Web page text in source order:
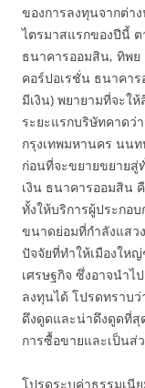
ของการลงทุนจากต่า
ไตรมาสแรกของปีนี้
ธนาคารออมสิน, ทิพย
คอร์ปอเรชั่น ธนาคาร
มีเงิน) พยายามที่จะใ
ระยะแรกบริษัทคาดว่
กรุงเทพมหานคร นน
ก่อนที่จะขยายขยายสู่
เงิน ธนาคารออมสิน
ทั้งให้บริการผู้ประกอ
ขนาดย่อมที่กำลังแสว
ปัจจัยที่ทำให้เมืองให
เศรษฐกิจ ซึ่งอาจนำ
ลงทุนได้ โปรดทราบ
ดึงดูดและน่าดึงดูดที่สุ
การซื้อขายและเป็นส่
โปรดระบุค่าธรรมเนี